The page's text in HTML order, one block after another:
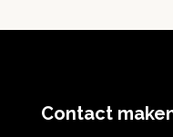
Contact